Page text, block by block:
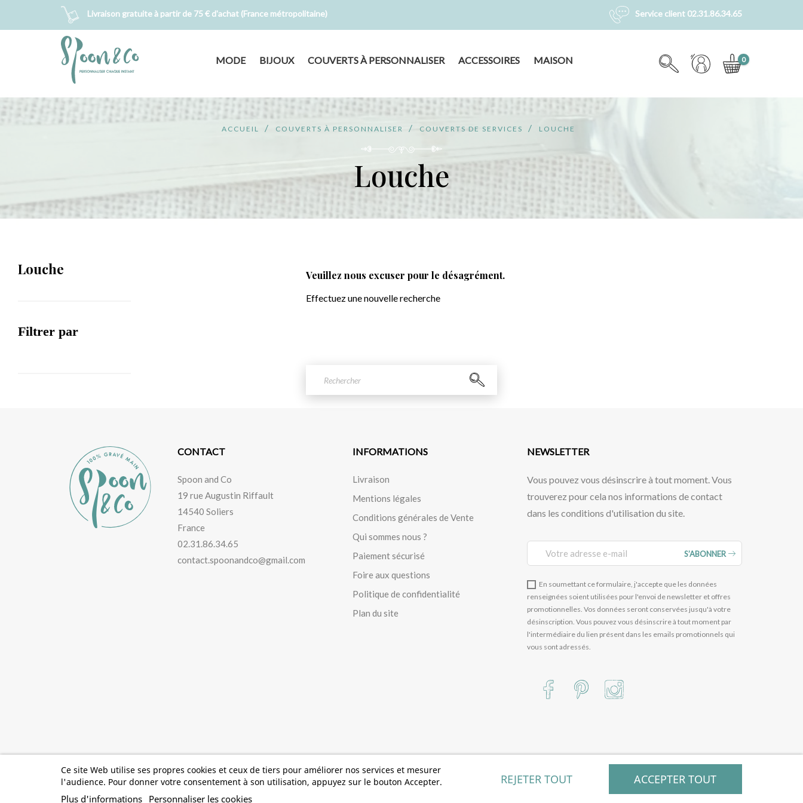
Livraison gratuite à partir de 75 € d'achat (France métropolitaine) Service client 02.31.86.34.65
MODE BIJOUX COUVERTS À PERSONNALISER ACCESSOIRES MAISON 0
ACCUEIL COUVERTS À PERSONNALISER COUVERTS DE SERVICES LOUCHE
Louche
Louche
Filtrer par
Veuillez nous excuser pour le désagrément.
Effectuez une nouvelle recherche
CONTACT
Spoon and Co
19 rue Augustin Riffault
14540 Soliers
France
02.31.86.34.65
contact.spoonandco@gmail.com
INFORMATIONS
Livraison
Mentions légales
Conditions générales de Vente
Qui sommes nous ?
Paiement sécurisé
Foire aux questions
Politique de confidentialité
Plan du site
Ce site Web utilise ses propres cookies et ceux de tiers pour améliorer nos services et mesurer
l'audience. Pour donner votre consentement à son utilisation, appuyez sur le bouton Accepter.
Plus d'informations Personnaliser les cookies
REJETER TOUT ACCEPTER TOUT
NEWSLETTER
Vous pouvez vous désinscrire à tout moment. Vous
trouverez pour cela nos informations de contact
dans les conditions d'utilisation du site.
S’ABONNER
En soumettant ce formulaire, j'accepte que les données
renseignées soient utilisées pour l'envoi de newsletter et offres
promotionnelles. Vos données seront conservées jusqu'à votre
désinscription. Vous pouvez vous désinscrire à tout moment par
l'intermédiaire du lien présent dans les emails promotionnels qui
vous sont adressés.
©2026 Spoon and Co. Tous droits réservés -Webdesign / Tony Oheix Développement - intégration / WEEZY